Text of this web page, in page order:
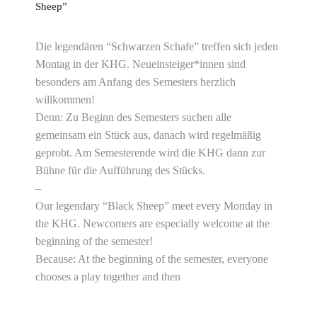
Sheep”
Die legendären “Schwarzen Schafe” treffen sich jeden
Montag in der KHG. Neueinsteiger*innen sind
besonders am Anfang des Semesters herzlich
willkommen!
Denn: Zu Beginn des Semesters suchen alle
gemeinsam ein Stück aus, danach wird regelmäßig
geprobt. Am Semesterende wird die KHG dann zur
Bühne für die Aufführung des Stücks.
–
Our legendary “Black Sheep” meet every Monday in
the KHG. Newcomers are especially welcome at the
beginning of the semester!
Because: At the beginning of the semester, everyone
chooses a play together and then